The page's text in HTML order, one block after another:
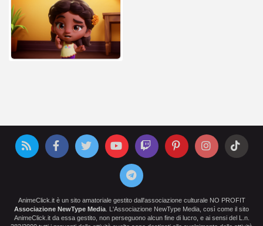
AnimeClick.it è un sito amatoriale gestito dall'associazione culturale NO PROFIT
Associazione NewType Media . L'Associazione NewType Media, così come il sito
AnimeClick.it da essa gestito, non perseguono alcun fine di lucro, e ai sensi del L.n.